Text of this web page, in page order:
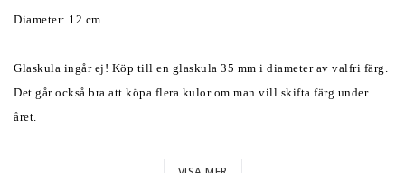
Diameter: 12 cm
Glaskula ingår ej! Köp till en glaskula 35 mm i diameter av valfri färg.
Det går också bra att köpa flera kulor om man vill skifta färg under
året.
Häng upp vindspelet i t ex ett träd eller i en krok under takskägget.